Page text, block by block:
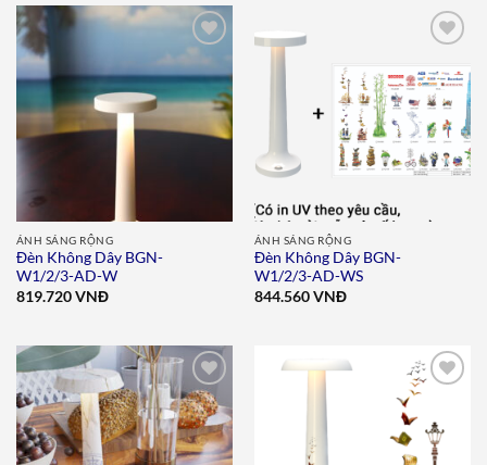
Add to
wishlist
ÁNH SÁNG RỘNG
Đèn Không Dây BGN-
W1/2/3-AD-W
819.720VNĐ
wishlist
ÁNH SÁNG RỘNG
Đèn Không Dây BGN-
W1/2/3-AD-WS
844.560VNĐ
Add to
wishlist
wishlist